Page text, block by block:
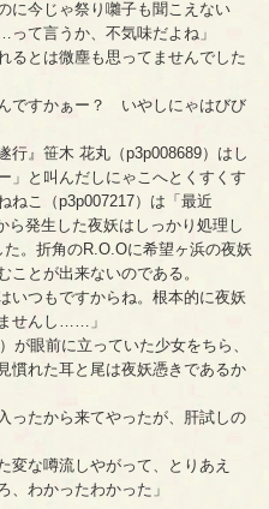
に今じゃ祭り囃子も聞こえない
て言うか、不気味だよね」
るとは微塵も思ってませんでした
ですかぁー？ いやしにゃはびび
』笹木 花丸（p3p008689）はし
」と叫んだしにゃこへとくすくす
ねこ（p3p007217）は「最近
ら発生した夜妖はしっかり処理し
。折角のR.O.Oに希望ヶ浜の夜妖
ことが出来ないのである。
いつもですからね。根本的に夜妖
せんし……」
眼前に立っていた少女をちら、
慣れた耳と尾は夜妖憑きであるか
ったから来てやったが、肝試しの
な噂流しやがって、とりあえ
、わかったわかった」